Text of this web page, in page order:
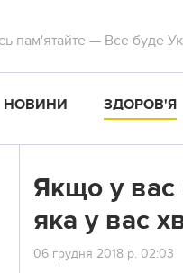
пам'ятайте — Все буде
НОВИНИ ЗДОРОВ'Я
Якщо у вас
яка у вас
06 грудня 2018 р. 02:03